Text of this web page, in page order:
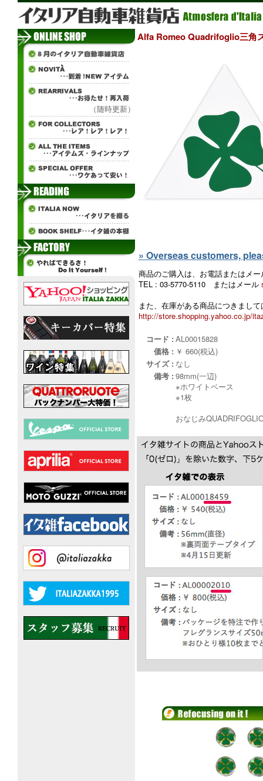
（随時更新）
Alfa Romeo Quadrifoglio三角
» Overseas customers,
商品のご購入は、お電話またはメ
TEL : 03-5770-5110 またはメール
また、在庫がある商品につきまし
http://store.shopping.yahoo.co.jp/
コード : AL00015828
価格 : ￥ 660(税込)
サイズ : なし
備考 : 98mm(一辺)
※ホワイトベース
※1枚
おなじみ